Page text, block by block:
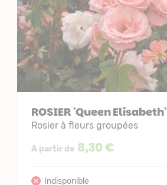
ROSIER 'Queen Elisabeth'
Rosier à fleurs groupées
A partir de 8,30 €